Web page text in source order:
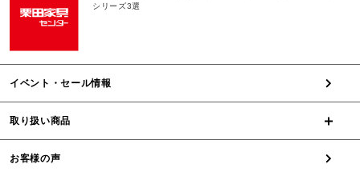
シリーズ3選
イベント・セール情報
取り扱い商品
お客様の声